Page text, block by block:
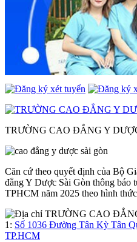
TRƯỜNG CAO ĐẲNG Y
Căn cứ theo quyết định của Bộ
đẳng Y Dược Sài Gòn thông báo
TPHCM năm 2025 theo hình
1: Số 1036 Đường Tân Kỳ Tân
TP.HCM